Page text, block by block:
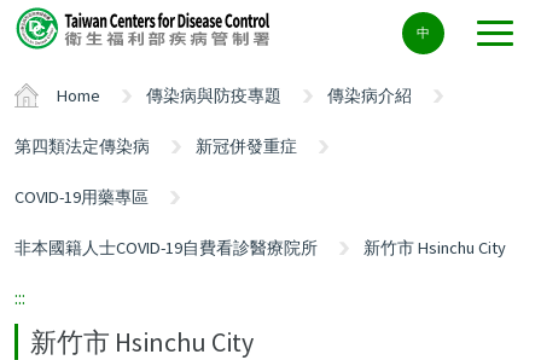
Center
block
中
Home 傳染病與防疫專題 傳染病介紹
第四類法定傳染病 新冠併發重症
COVID-19用藥專區
非本國籍人士COVID-19自費看診醫療院所 新竹市 Hsinchu City
:::
新竹市 Hsinchu City